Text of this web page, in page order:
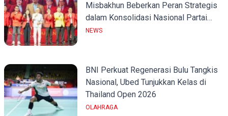
Misbakhun Beberkan Peran Strategis
dalam Konsolidasi Nasional Partai
Golkar
NEWS
BNI Perkuat Regenerasi Bulu Tangkis
Nasional, Ubed Tunjukkan Kelas di
Thailand Open 2026
OLAHRAGA